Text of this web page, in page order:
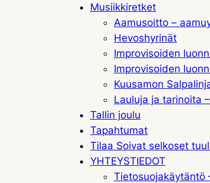
Musiikkiretket
Aamusoitto –
Hevoshyrinät
Improvisoiden
Improvisoiden
Kuusamon
Lauluja ja tarinoita
Tallin joulu
Tapahtumat
Tilaa Soivat selkoset
YHTEYSTIEDOT
Tietosuojakäytäntö